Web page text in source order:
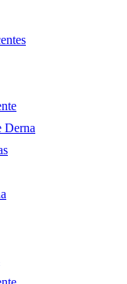
Derna